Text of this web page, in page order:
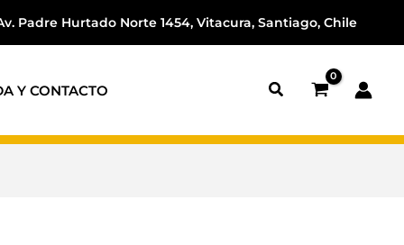
Padre Hurtado Norte 1454, Vitacura, Santiago, Chile
Y CONTACTO